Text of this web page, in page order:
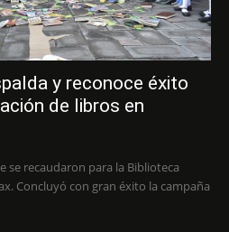
y reconoce éxito
de libros en
se recaudaron para la Biblioteca